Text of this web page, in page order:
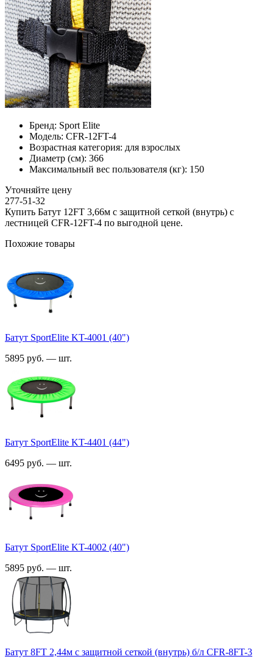
Бренд: Sport Elite
Модель: CFR-12FT-4
Возрастная категория: для взрослых
Диаметр (см): 366
Максимальный вес пользователя (кг): 150
Уточняйте цену
277-51-32
Купить Батут 12FT 3,66м с защитной сеткой (внутрь) с
лестницей CFR-12FT-4 по выгодной цене.
Похожие товары
Батут SportElite KT-4001 (40")
5895 руб. — шт.
Батут SportElite KT-4401 (44")
6495 руб. — шт.
Батут SportElite KT-4002 (40")
5895 руб. — шт.
Батут 8FT 2,44м с защитной сеткой (внутрь) б/л CFR-8FT-3